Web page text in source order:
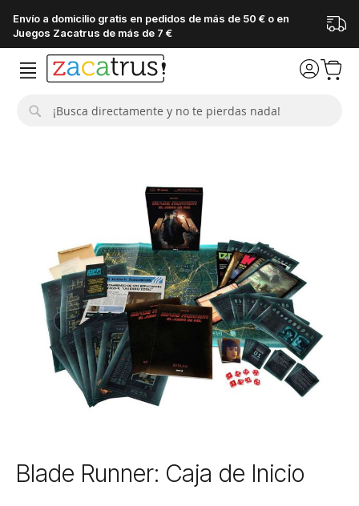
Envío a domicilio gratis en pedidos de más de 50 € o en
Juegos Zacatrus de más de 7 €
imágenes
Saltar
al
Blade Runner: Caja de Inicio